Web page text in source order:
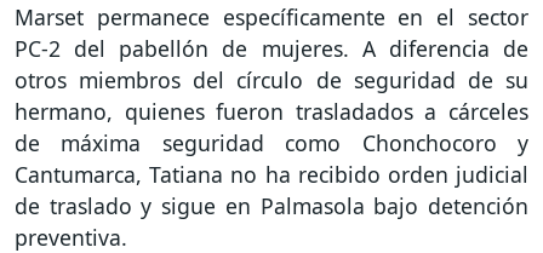
Marset permanece específicamente en el sector
PC-2 del pabellón de mujeres. A diferencia de
otros miembros del círculo de seguridad de su
hermano, quienes fueron trasladados a cárceles
de máxima seguridad como Chonchocoro y
Cantumarca, Tatiana no ha recibido orden judicial
de traslado y sigue en Palmasola bajo detención
preventiva.